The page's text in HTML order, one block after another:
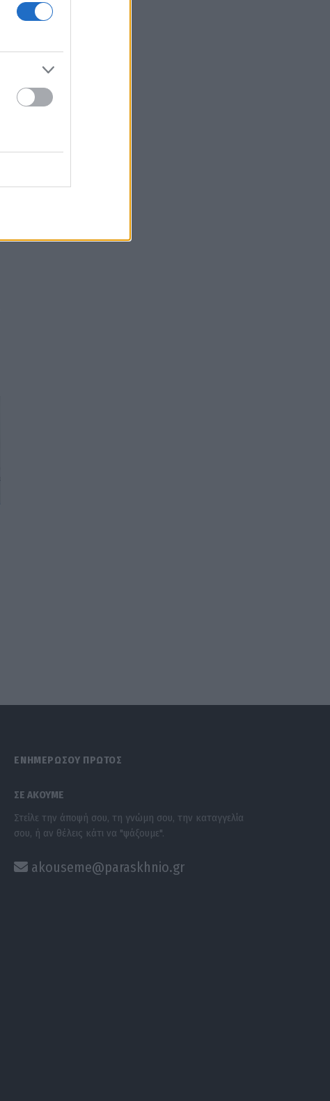
ΕΝΗΜΕΡΩΣΟΥ ΠΡΩΤΟΣ
ΣΕ ΑΚΟΥΜΕ
Στείλε την άποψή σου, τη γνώμη σου, την καταγγελία
σου, ή αν θέλεις κάτι να "ψάξουμε".
akouseme@paraskhnio.gr